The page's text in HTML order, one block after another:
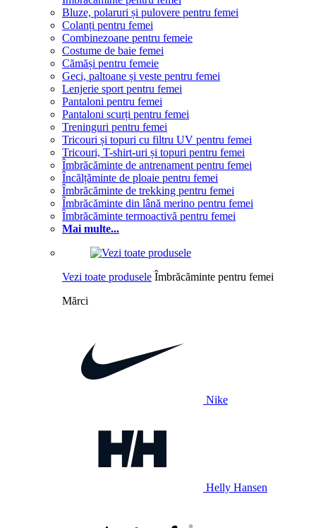
Bluze, polaruri și pulovere pentru femei
Colanți pentru femei
Combinezoane pentru femeie
Costume de baie femei
Cămăși pentru femeie
Geci, paltoane și veste pentru femei
Lenjerie sport pentru femei
Pantaloni pentru femei
Pantaloni scurți pentru femei
Treninguri pentru femei
Tricouri și topuri cu filtru UV pentru femei
Tricouri, T-shirt-uri și topuri pentru femei
Îmbrăcăminte de antrenament pentru femei
Încălțăminte de ploaie pentru femei
Îmbrăcăminte de trekking pentru femei
Îmbrăcăminte din lână merino pentru femei
Îmbrăcăminte termoactivă pentru femei
Mai multe...
Vezi toate produsele Îmbrăcăminte pentru femei
Mărci
Nike
Helly Hansen